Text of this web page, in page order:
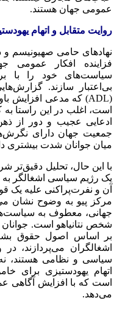
عمومی جهان هستند.
روایت متقابل و اتهام
نهادهای حامی صهیونیسم و
فزاینده افکار عمومی
بی‌اعتبار سازند.
(ADL) که مدعی افزایش باورهای
است، اغلب در این راستا
ادعایی عجیب و دور از
جمعیت جهان دارای
میان جوانان شدت بیشتری
با این حال، تحلیل دقیق‌تر
یک رژیم سیاسی اشغالگر
آن و نفرت‌پراکنی علیه یک
مرکز پیو به وضوح نشان
جهانی، معطوف به
شخص نتانیاهو است.
بر اساس اصول حقوق
اشغالگران می‌پردازند،
سیاسی و نظامی هستند،
اتهام یهودستیزی برای
است که با افزایش آگاهی
می‌دهد.